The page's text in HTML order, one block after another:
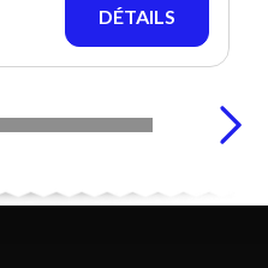
DÉTAILS